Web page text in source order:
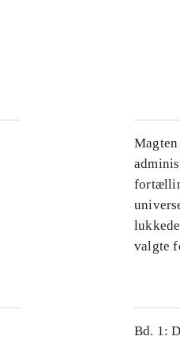
valgte
Bd. 1: